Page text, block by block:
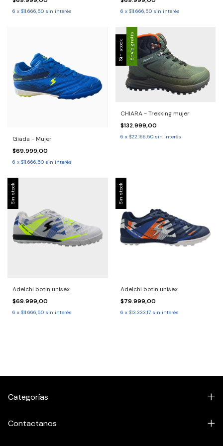
6 x $11.666,50 sin interés 6 x $11.666,50 sin interés
Giada - Mujer
$69.999,00
6 x $11.666,50 sin interés
Sin stock Envío gratis
CHIARA - Trekking mujer
$132.999,00
6 x $22.166,50 sin interés
Sin stock
Adelchi botin unisex
$69.999,00
6 x $11.666,50 sin interés
Sin stock
Adelchi botin unisex
$79.999,00
6 x $13.333,17 sin interés
Categorías
Contactanos